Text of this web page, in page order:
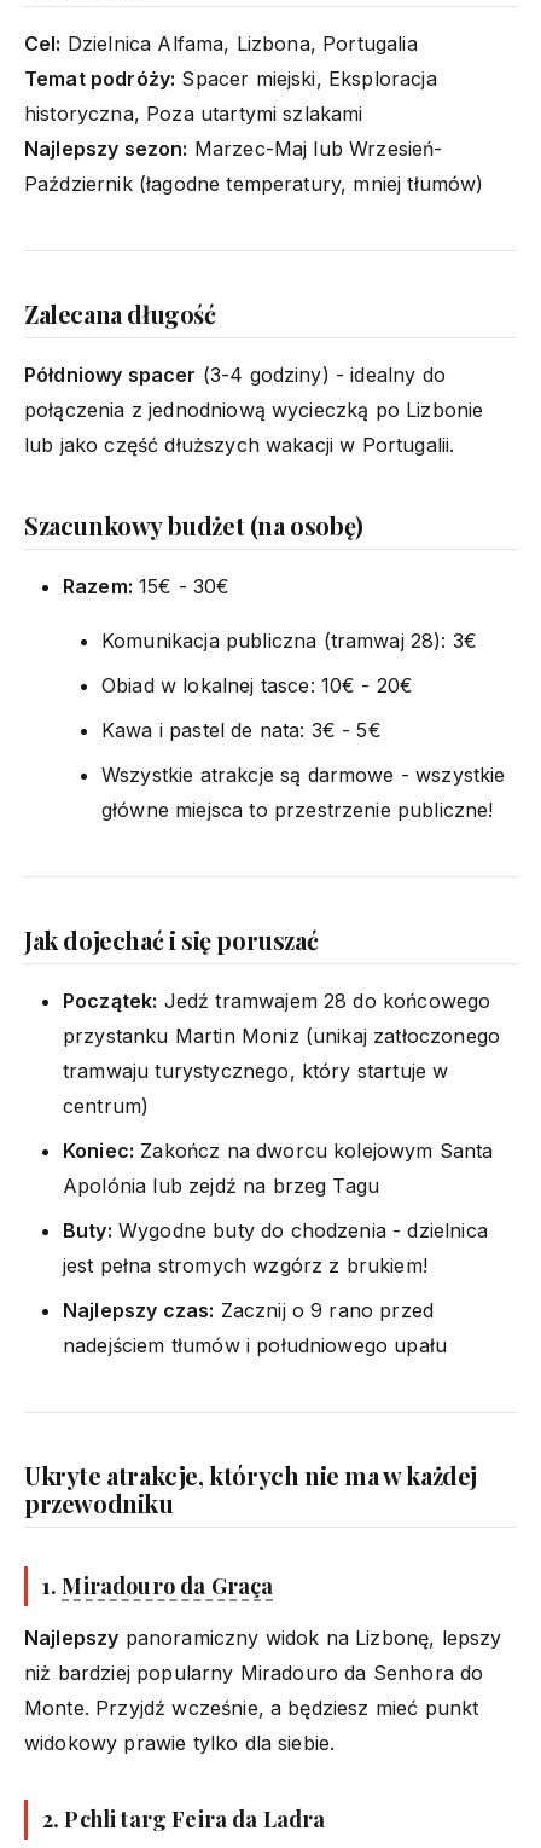
Cel: Dzielnica Alfama, Lizbona, Portugalia
Temat podróży: Spacer miejski, Eksploracja
historyczna, Poza utartymi szlakami
Najlepszy sezon: Marzec-Maj lub Wrzesień-
Październik (łagodne temperatury, mniej tłumów)
Zalecana długość
Półdniowy spacer (3-4 godziny) - idealny do
połączenia z jednodniową wycieczką po Lizbonie
lub jako część dłuższych wakacji w Portugalii.
Szacunkowy budżet (na osobę)
Razem: 15€ - 30€
Komunikacja publiczna (tramwaj 28): 3€
Obiad w lokalnej tasce: 10€ - 20€
Kawa i pastel de nata: 3€ - 5€
Wszystkie atrakcje są darmowe - wszystkie
główne miejsca to przestrzenie publiczne!
Jak dojechać i się poruszać
Początek: Jedź tramwajem 28 do końcowego
przystanku Martin Moniz (unikaj zatłoczonego
tramwaju turystycznego, który startuje w
centrum)
Koniec: Zakończ na dworcu kolejowym Santa
Apolónia lub zejdź na brzeg Tagu
Buty: Wygodne buty do chodzenia - dzielnica
jest pełna stromych wzgórz z brukiem!
Najlepszy czas: Zacznij o 9 rano przed
nadejściem tłumów i południowego upału
Ukryte atrakcje, których nie ma w każdej
przewodniku
1.Miradouro da Graça
Najlepszy panoramiczny widok na Lizbonę, lepszy
niż bardziej popularny Miradouro da Senhora do
Monte. Przyjdź wcześnie, a będziesz mieć punkt
widokowy prawie tylko dla siebie.
2. Pchli targ Feira da Ladra